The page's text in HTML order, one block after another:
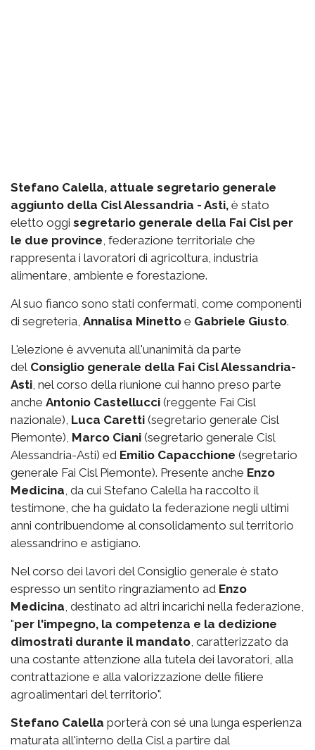
Stefano Calella, attuale segretario generale
aggiunto della Cisl Alessandria - Asti, è stato
eletto oggi segretario generale della Fai Cisl per
le due province, federazione territoriale che
rappresenta i lavoratori di agricoltura, industria
alimentare, ambiente e forestazione.
Al suo fianco sono stati confermati, come componenti
di segreteria, Annalisa Minetto e Gabriele Giusto.
L'elezione è avvenuta all'unanimità da parte
del Consiglio generale della Fai Cisl Alessandria-
Asti, nel corso della riunione cui hanno preso parte
anche Antonio Castellucci (reggente Fai Cisl
nazionale), Luca Caretti (segretario generale Cisl
Piemonte), Marco Ciani (segretario generale Cisl
Alessandria-Asti) ed Emilio Capacchione (segretario
generale Fai Cisl Piemonte). Presente anche Enzo
Medicina, da cui Stefano Calella ha raccolto il
testimone, che ha guidato la federazione negli ultimi
anni contribuendome al consolidamento sul territorio
alessandrino e astigiano.
Nel corso dei lavori del Consiglio generale è stato
espresso un sentito ringraziamento ad Enzo
Medicina, destinato ad altri incarichi nella federazione,
"per l'impegno, la competenza e la dedizione
dimostrati durante il mandato, caratterizzato da
una costante attenzione alla tutela dei lavoratori, alla
contrattazione e alla valorizzazione delle filiere
agroalimentari del territorio".
Stefano Calella porterà con sé una lunga esperienza
maturata all'interno della Cisl a partire dal